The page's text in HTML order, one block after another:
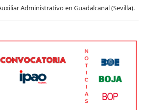
Administrativo en Guadalcanal (Sevilla).